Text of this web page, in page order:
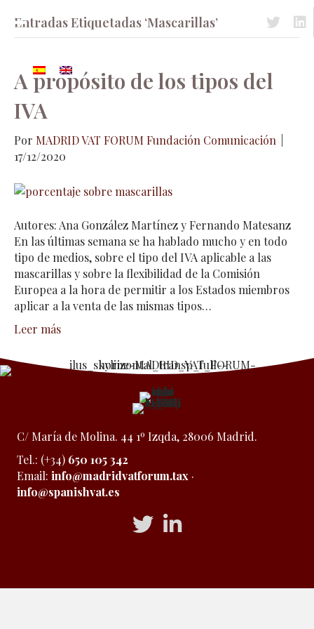
Acceso
Entradas Etiquetadas ‘Mascarillas’
A propósito de los tipos del
IVA
Por MADRID VAT FORUM Fundación Comunicación
17/12/2020
Autores: Ana González Martínez y Fernando Matesanz
En las últimas semana se ha hablado mucho y en todo
tipo de medios, sobre el tipo del IVA aplicable a las
mascarillas y sobre la flexibilidad de la Comisión
Europea a la hora de permitir a los Estados miembros
aplicar a la venta de las mismas tipos…
Leer más
C/ María de Molina. 44 1º Izqda, 28006 Madrid.
Tel.: (+34) 650 105 342
Email: info@madridvatforum.tax ·
info@spanishvat.es
Acceso a Twitter
Acceso a Linkedin